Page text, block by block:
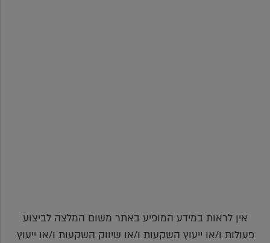
אין לראות במידע המופיע באתר משום המלצה לביצוע
פעולות ו/או ייעוץ השקעות ו/או שיווק השקעות ו/או ייעוץ